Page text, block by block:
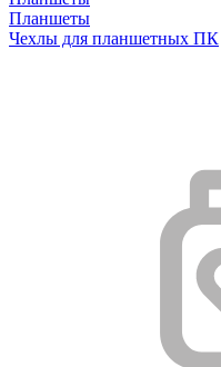
Планшеты
Чехлы для планшетных ПК